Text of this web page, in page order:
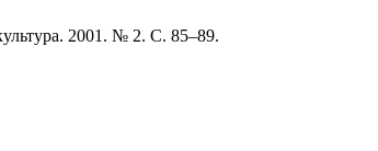
2001. № 2. С. 85–89.